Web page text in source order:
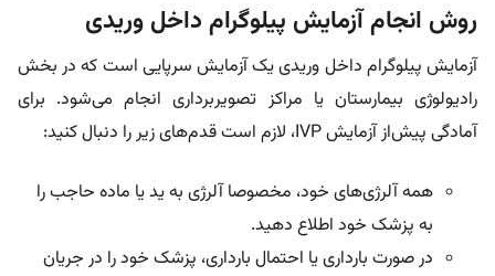
روش انجام آزمایش پیلوگرام داخل وریدی
آزمایش پیلوگرام داخل وریدی یک آزمایش سرپایی است که در بخش
رادیولوژی بیمارستان یا مراکز تصویربرداری انجام می‌شود. برای
آمادگی پیش‌از آزمایش IVP، لازم است قدم‌های زیر را دنبال کنید:
همه آلرژی‌های خود، مخصوصا آلرژی به ید یا ماده حاجب را
به پزشک خود اطلاع دهید.
در صورت بارداری یا احتمال بارداری، پزشک خود را در جریان